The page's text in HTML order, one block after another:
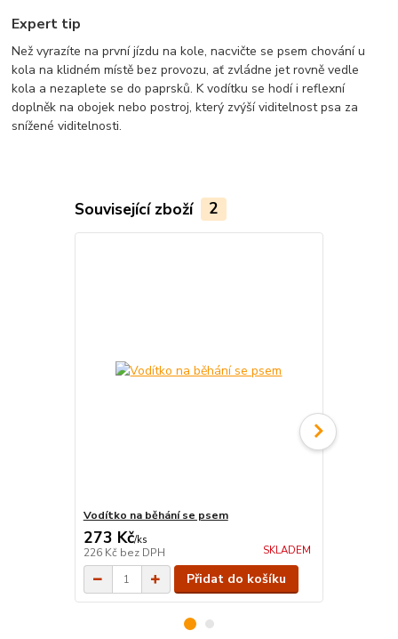
Expert tip
Než vyrazíte na první jízdu na kole, nacvičte se psem chování u
kola na klidném místě bez provozu, ať zvládne jet rovně vedle
kola a nezaplete se do paprsků. K vodítku se hodí i reflexní
doplněk na obojek nebo postroj, který zvýší viditelnost psa za
snížené viditelnosti.
Související zboží 2
Vodítko na běhání se psem
273 Kč/ks
226 Kč bez DPH SKLADEM
Přidat do košíku